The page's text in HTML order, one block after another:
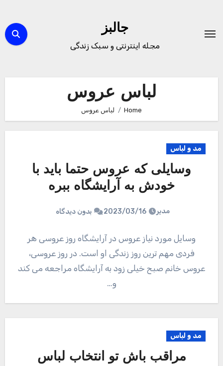
content
جالبز
مجله اینترنتی و سبک زندگی
لباس عروس
Home لباس عروس
مد و لباس
وسایلی که عروس حتما باید با
خودش به آرایشگاه ببره
مدیر 2023/03/16 بدون دیدگاه
وسایل مورد نیاز عروس در آرایشگاه روز عروسی هر
فردی مهم ترین روز زندگی او است. در روز عروسی،
عروس خانم صبح خیلی زود به آرایشگاه مراجعه می کند
و…
مد و لباس
مراقب باش تو انتخاب لباس